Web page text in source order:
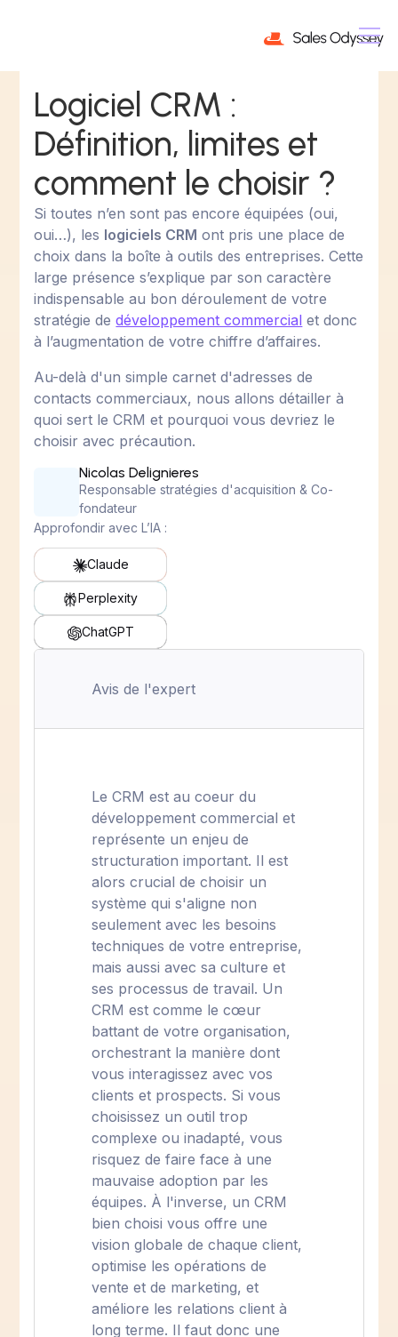
Logiciel CRM :
Définition, limites ​et
comment le choisir ?
Si toutes n’en sont pas encore équipées (oui,
oui…), les logiciels CRM ont pris une place de
choix dans la boîte à outils des entreprises. Cette
large présence s’explique par son caractère
indispensable au bon déroulement de votre
stratégie dedéveloppement commercial et donc
à l’augmentation de votre chiffre d’affaires.
Au-delà d'un simple carnet d'adresses de
contacts commerciaux, nous allons détailler à
quoi sert le CRM et pourquoi vous devriez le
choisir avec précaution.
Nicolas Delignieres
Responsable stratégies d'acquisition & Co-
fondateur
Approfondir avec L’IA :
Claude
Perplexity
ChatGPT
Avis de l'expert
Le CRM est au coeur du
développement commercial et
représente un enjeu de
structuration important. Il est
alors crucial de choisir un
système qui s'aligne non
seulement avec les besoins
techniques de votre entreprise,
mais aussi avec sa culture et
ses processus de travail. Un
CRM est comme le cœur
battant de votre organisation,
orchestrant la manière dont
vous interagissez avec vos
clients et prospects. Si vous
choisissez un outil trop
complexe ou inadapté, vous
risquez de faire face à une
mauvaise adoption par les
équipes. À l'inverse, un CRM
bien choisi vous offre une
vision globale de chaque client,
optimise les opérations de
vente et de marketing, et
améliore les relations client à
long terme. Il faut donc une